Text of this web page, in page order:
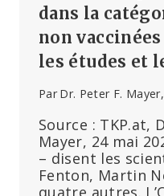
dans la
non
les études et
Par Dr. Peter F.
Source : TKP.at,
Mayer, 24 mai
– disent les
Fenton, Martin